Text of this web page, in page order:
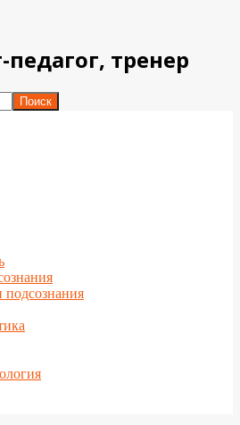
педагог, тренер